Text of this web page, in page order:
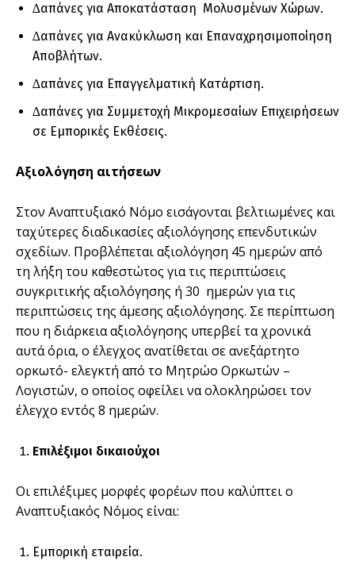
∆απάνες για Αποκατάσταση Μολυσµένων Χώρων.
∆απάνες για Ανακύκλωση και Επαναχρησιµοποίηση
Αποβλήτων.
∆απάνες για Επαγγελµατική Κατάρτιση.
∆απάνες για Συµµετοχή Μικροµεσαίων Επιχειρήσεων
σε Εµπορικές Εκθέσεις.
Αξιολόγηση αιτήσεων
Στον Αναπτυξιακό Νόµο εισάγονται βελτιωµένες και
ταχύτερες διαδικασίες αξιολόγησης επενδυτικών
σχεδίων. Προβλέπεται αξιολόγηση 45 ηµερών από
τη λήξη του καθεστώτος για τις περιπτώσεις
συγκριτικής αξιολόγησης ή 30 ηµερών για τις
περιπτώσεις της άµεσης αξιολόγησης. Σε περίπτωση
που η διάρκεια αξιολόγησης υπερβεί τα χρονικά
αυτά όρια, ο έλεγχος ανατίθεται σε ανεξάρτητο
ορκωτό- ελεγκτή από το Μητρώο Ορκωτών –
Λογιστών, ο οποίος οφείλει να ολοκληρώσει τον
έλεγχο εντός 8 ηµερών.
Επιλέξιμοι δικαιούχοι
Οι επιλέξιµες µορφές φορέων που καλύπτει ο
Αναπτυξιακός Νόµος είναι:
Εµπορική εταιρεία.